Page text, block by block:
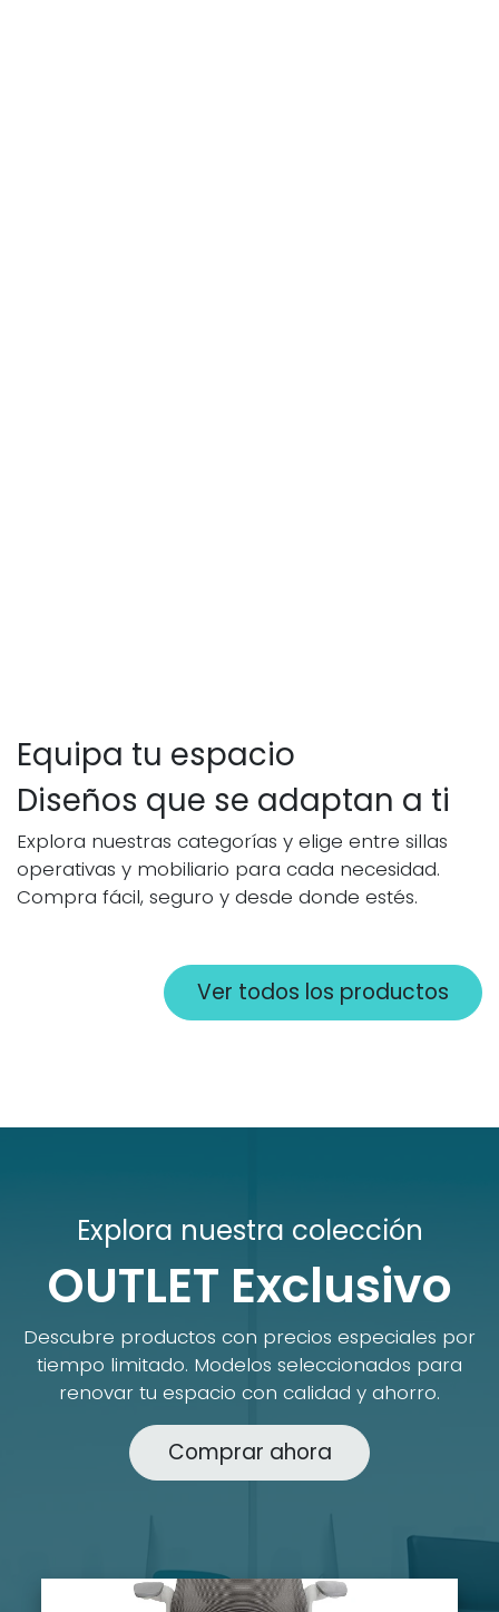
Equipa tu espacio
Diseños que se adaptan a ti
Explora nuestras categorías y elige entre sillas
operativas y mobiliario para cada necesidad.
Compra fácil, seguro y desde donde estés.
Ver todos los productos
Explora nuestra colección
OUTLET Exclusivo
Descubre productos con precios especiales por
tiempo limitado. Modelos seleccionados para
renovar tu espacio con calidad y ahorro.
Comprar ahora